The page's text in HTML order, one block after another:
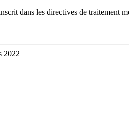
dans les directives de traitement
2022